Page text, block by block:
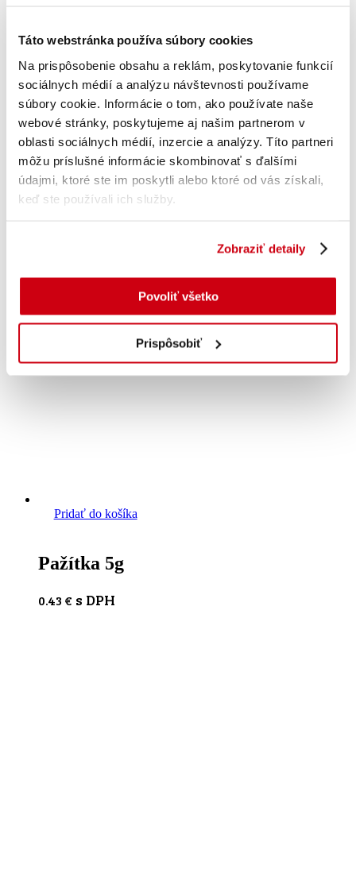
Táto webstránka používa súbory cookies
Na prispôsobenie obsahu a reklám, poskytovanie funkcií
sociálnych médií a analýzu návštevnosti používame
súbory cookie. Informácie o tom, ako používate naše
webové stránky, poskytujeme aj našim partnerom v
oblasti sociálnych médií, inzercie a analýzy. Títo partneri
môžu príslušné informácie skombinovať s ďalšími
údajmi, ktoré ste im poskytli alebo ktoré od vás získali,
keď ste používali ich služby.
Zobraziť detaily
Povoliť všetko
Prispôsobiť
Pridať do košíka
Cibuľa sušená 15g
Hodnotenie5z 5
0.36€s DPH
Pridať do košíka
Pažítka 5g
0.43 € s DPH